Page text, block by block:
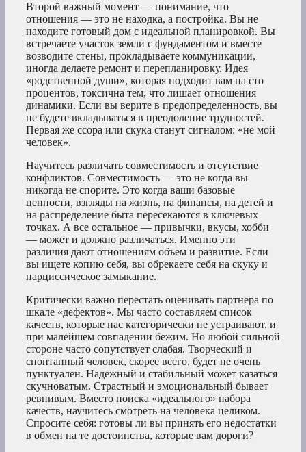
Второй важный момент — понимание, что
отношения — это не находка, а постройка. Вы не
находите готовый дом с идеальной планировкой. Вы
встречаете участок земли с фундаментом и вместе
возводите стены, прокладываете коммуникации,
иногда делаете ремонт и перепланировку. Идея
«родственной души», которая подходит вам на сто
процентов, токсична тем, что лишает отношения
динамики. Если вы верите в предопределенность, вы
не будете вкладываться в преодоление трудностей.
Первая же ссора или скука станут сигналом: «не мой
человек».
Научитесь различать совместимость и отсутствие
конфликтов. Совместимость — это не когда вы
никогда не спорите. Это когда ваши базовые
ценности, взгляды на жизнь, на финансы, на детей и
на распределение быта пересекаются в ключевых
точках. А все остальное — привычки, вкусы, хобби
— может и должно различаться. Именно эти
различия дают отношениям объем и развитие. Если
вы ищете копию себя, вы обрекаете себя на скуку и
нарциссическое замыкание.
Критически важно перестать оценивать партнера по
шкале «дефектов». Мы часто составляем список
качеств, которые нас категорически не устраивают, и
при малейшем совпадении бежим. Но любой сильной
стороне часто сопутствует слабая. Творческий и
спонтанный человек, скорее всего, будет не очень
пунктуален. Надежный и стабильный может казаться
скучноватым. Страстный и эмоциональный бывает
ревнивым. Вместо поиска «идеального» набора
качеств, научитесь смотреть на человека целиком.
Спросите себя: готовы ли вы принять его недостатки
в обмен на те достоинства, которые вам дороги?